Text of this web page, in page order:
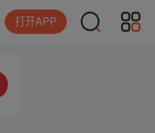
打开APP